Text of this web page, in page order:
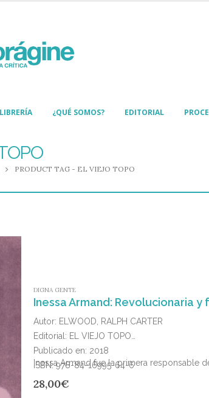
LIBRERÍA ¿QUÉ SOMOS? EDITORIAL
PRODUCT TAG - EL VIEJO TOPO
DIGNA GENTE
Inessa Armand: Revolucionaria y
Autor: ELWOOD, RALPH CARTER
Editorial: EL VIEJO TOPO
Publicado en: 2018
ISBN: 978-84-16995-64-6
Inessa Armand fue la primera responsable
28,00€